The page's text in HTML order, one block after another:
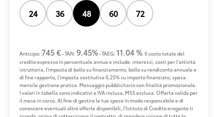
24 36 48 60 72
Anticipo: 745 €- TAN: 9.45%- TAEG: 11.04 %. Il costo totale del
credito espresso in percentuale annua e include: interessi, costi per l'attività
istruttoria, l'imposta di bollo su finanziamento, bollo su rendiconto annuale e
di fine rapporto, l'imposta sostitutiva 0,25% su importo finanziato, spesa
mensile gestione pratica. Messaggio pubblicitario con finalità promozionale.
I valori in tabella sono indicativi e IVA inclusa. MSS esclusa. Offerta valida per
il mese in corso. Al fine di gestire le tue spese in modo responsabile e di
conoscere eventuali altre offerte disponibili, l'Istituto di Credito erogante ti